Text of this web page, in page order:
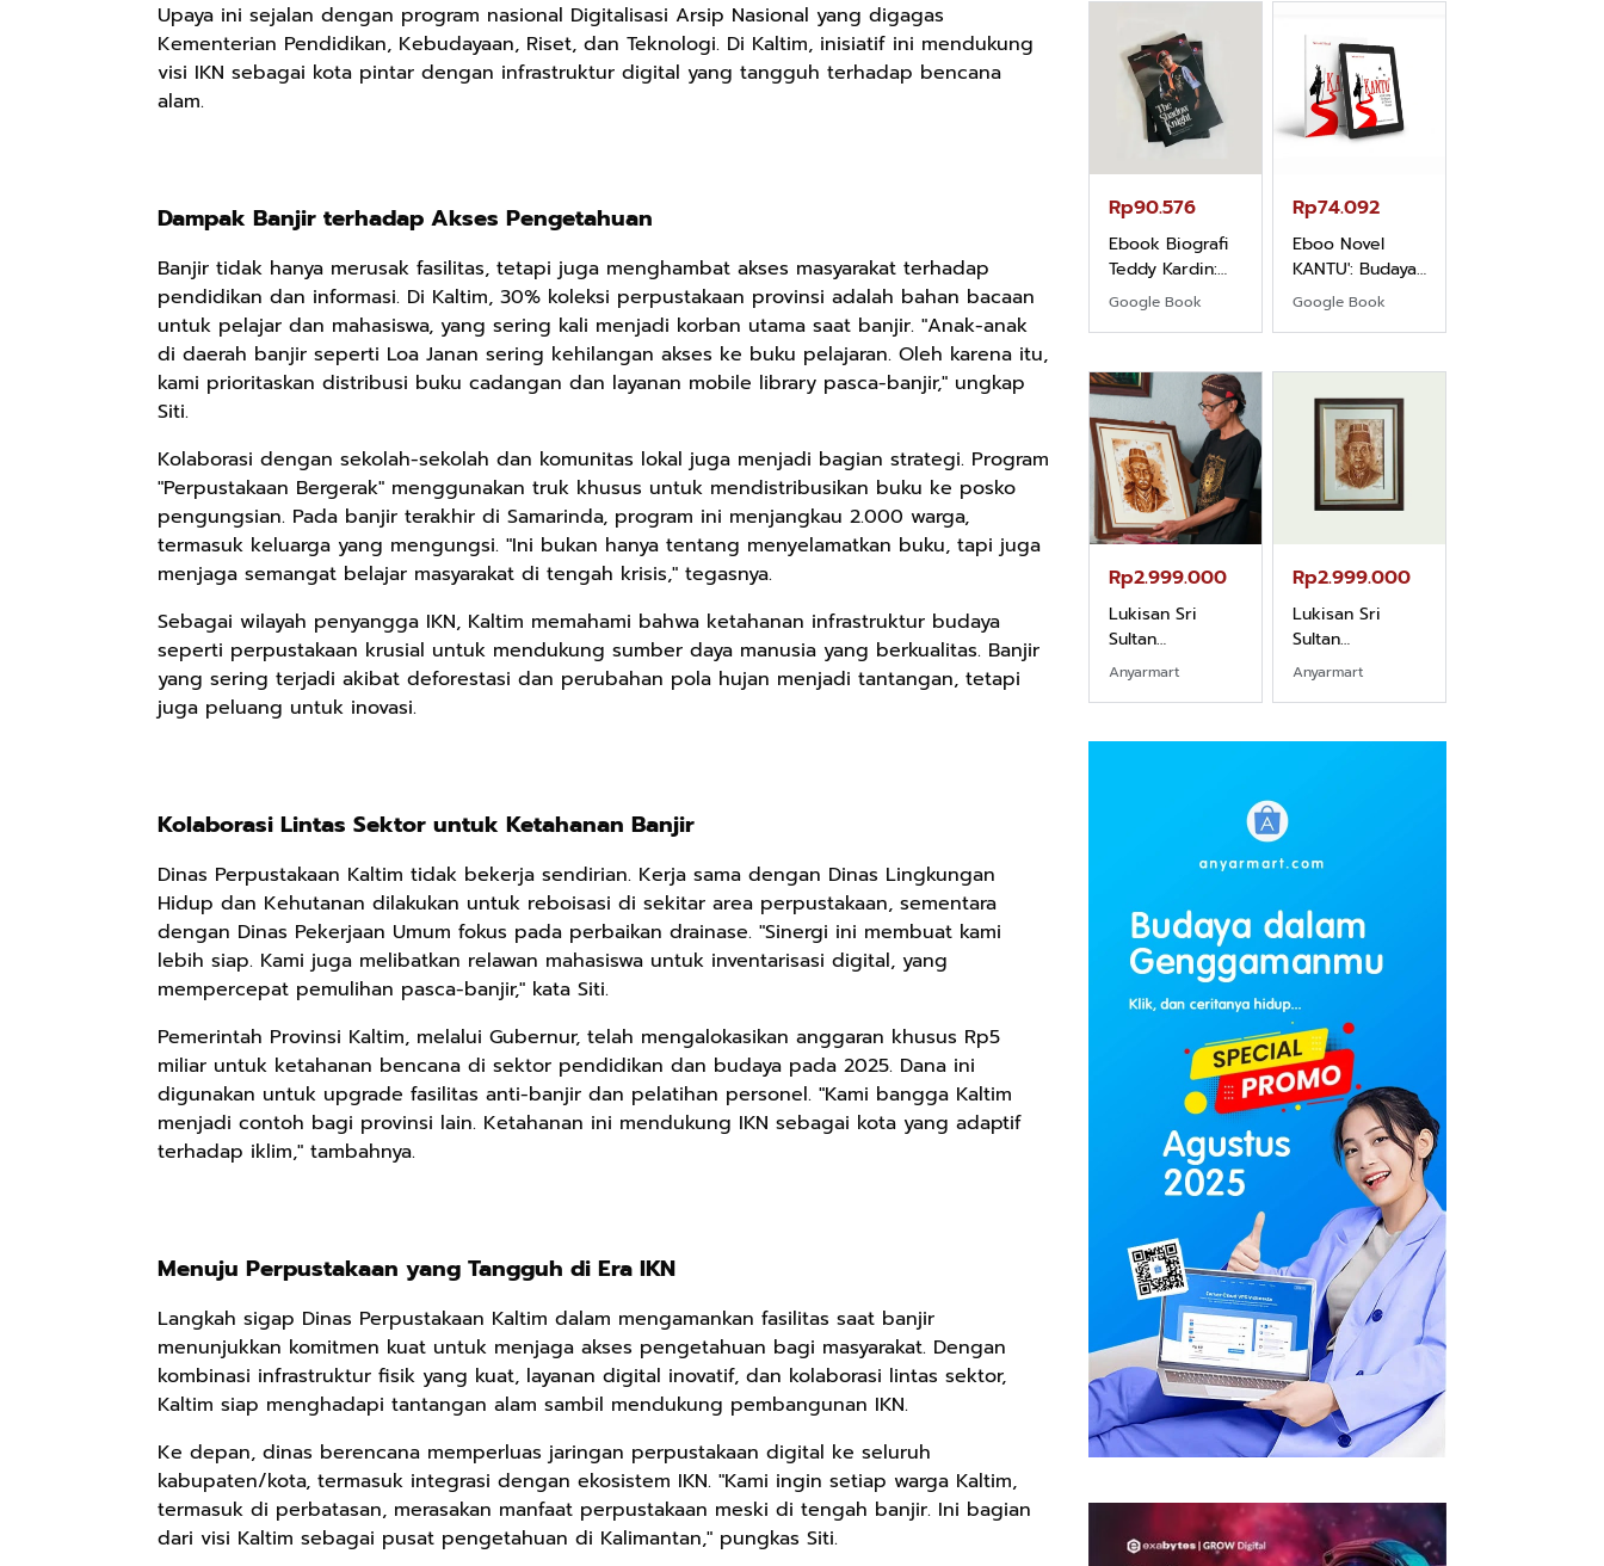
Upaya ini sejalan dengan program nasional Digitalisasi Arsip Nasional yang digagas
Kementerian Pendidikan, Kebudayaan, Riset, dan Teknologi. Di Kaltim, inisiatif ini mendukung
visi IKN sebagai kota pintar dengan infrastruktur digital yang tangguh terhadap bencana
alam.
Dampak Banjir terhadap Akses Pengetahuan
Banjir tidak hanya merusak fasilitas, tetapi juga menghambat akses masyarakat terhadap
pendidikan dan informasi. Di Kaltim, 30% koleksi perpustakaan provinsi adalah bahan bacaan
untuk pelajar dan mahasiswa, yang sering kali menjadi korban utama saat banjir. "Anak-anak
di daerah banjir seperti Loa Janan sering kehilangan akses ke buku pelajaran. Oleh karena itu,
kami prioritaskan distribusi buku cadangan dan layanan mobile library pasca-banjir," ungkap
Siti.
Kolaborasi dengan sekolah-sekolah dan komunitas lokal juga menjadi bagian strategi. Program
"Perpustakaan Bergerak" menggunakan truk khusus untuk mendistribusikan buku ke posko
pengungsian. Pada banjir terakhir di Samarinda, program ini menjangkau 2.000 warga,
termasuk keluarga yang mengungsi. "Ini bukan hanya tentang menyelamatkan buku, tapi juga
menjaga semangat belajar masyarakat di tengah krisis," tegasnya.
Sebagai wilayah penyangga IKN, Kaltim memahami bahwa ketahanan infrastruktur budaya
seperti perpustakaan krusial untuk mendukung sumber daya manusia yang berkualitas. Banjir
yang sering terjadi akibat deforestasi dan perubahan pola hujan menjadi tantangan, tetapi
juga peluang untuk inovasi.
Kolaborasi Lintas Sektor untuk Ketahanan Banjir
Dinas Perpustakaan Kaltim tidak bekerja sendirian. Kerja sama dengan Dinas Lingkungan
Hidup dan Kehutanan dilakukan untuk reboisasi di sekitar area perpustakaan, sementara
dengan Dinas Pekerjaan Umum fokus pada perbaikan drainase. "Sinergi ini membuat kami
lebih siap. Kami juga melibatkan relawan mahasiswa untuk inventarisasi digital, yang
mempercepat pemulihan pasca-banjir," kata Siti.
Pemerintah Provinsi Kaltim, melalui Gubernur, telah mengalokasikan anggaran khusus Rp5
miliar untuk ketahanan bencana di sektor pendidikan dan budaya pada 2025. Dana ini
digunakan untuk upgrade fasilitas anti-banjir dan pelatihan personel. "Kami bangga Kaltim
menjadi contoh bagi provinsi lain. Ketahanan ini mendukung IKN sebagai kota yang adaptif
terhadap iklim," tambahnya.
Menuju Perpustakaan yang Tangguh di Era IKN
Langkah sigap Dinas Perpustakaan Kaltim dalam mengamankan fasilitas saat banjir
menunjukkan komitmen kuat untuk menjaga akses pengetahuan bagi masyarakat. Dengan
kombinasi infrastruktur fisik yang kuat, layanan digital inovatif, dan kolaborasi lintas sektor,
Kaltim siap menghadapi tantangan alam sambil mendukung pembangunan IKN.
Ke depan, dinas berencana memperluas jaringan perpustakaan digital ke seluruh
kabupaten/kota, termasuk integrasi dengan ekosistem IKN. "Kami ingin setiap warga Kaltim,
termasuk di perbatasan, merasakan manfaat perpustakaan meski di tengah banjir. Ini bagian
dari visi Kaltim sebagai pusat pengetahuan di Kalimantan," pungkas Siti.
Rp90.576
Ebook Biografi
Rp74.092
Eboo Novel
Rp71.706
Ebook Vescovo
di Kalimantan
Tambang
Indonesia box
cover
Google Book
Forest Therapy
ala Dayak:
Healing Wisdom
from the Heart
of Borneor
Google Book
Rp90.576
Ebook Biografi
Teddy Kardin:
The Shadow
Google Book
Rp74.092
Eboo Novel
KANTU': Budaya
Suku Dayak
Google Book
Rp2.999.000
Lukisan Sri
Sultan
Hamengkubowono
I dari Kopi Karya
Rudi Winarso
Anyarmart
Rp2.999.000
Lukisan Sri
Sultan
Hamengkubowono
X dari Kopi
Karya Rudi
Anyarmart
Rp2.989.000
Lukisan Sri
Sultan
Hamengkubowono
II dari Kopi
Shopee
Rp158.000
Kaos Dayak Unik
Bisa Bernyanyi
Motif Gigi
Taring Ukuran M
Shopee
Kaos Sastra
Dayak West
Borneo All Size
Tema
Anyarmart
Rp2.999.000
Lukisan Sri
Sultan
Hamengkubowono
Anyarmart
Rp2.999.000
Lukisan Sri
Sultan
Hamengkubowono
Winarso
Anyarmart